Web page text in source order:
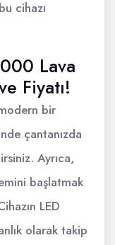
cihazı
Lava
Fiyatı!
bir
çantanızda
Ayrıca,
başlatmak
LED
olarak takip